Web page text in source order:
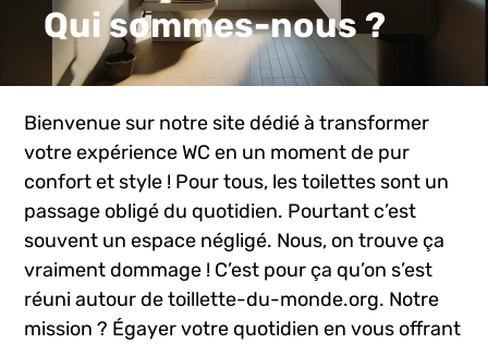
Qui sommes-nous ?
Bienvenue sur notre site dédié à transformer
votre expérience WC en un moment de pur
confort et style ! Pour tous, les toilettes sont un
passage obligé du quotidien. Pourtant c’est
souvent un espace négligé. Nous, on trouve ça
vraiment dommage ! C’est pour ça qu’on s’est
réuni autour de toillette-du-monde.org. Notre
mission ? Égayer votre quotidien en vous offrant